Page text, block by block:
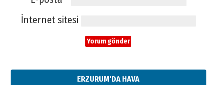
İnternet sitesi
ERZURUM'DA HAVA